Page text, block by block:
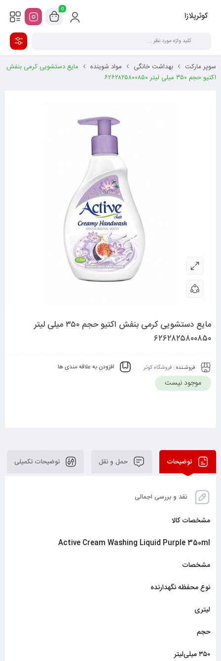
کوثرپلازا
0
سوپر مارکت بهداشت خانگی مواد شوینده
مایع دستشویی کرمی بنفش
اکتیو حجم ۳۵۰ میلی‌ لیتر ۶۲۶۲۸۲۵۸۰۰۸۵۰
مایع دستشویی کرمی بنفش اکتیو حجم ۳۵۰ میلی‌ لیتر
۶۲۶۲۸۲۵۸۰۰۸۵۰
فروشـنده : فروشگاه کوثر افزودن به علاقه مندی ها
موجود نیست
توضیحات حمل و نقل توضیحات تکمیلی
نقد و بررسی اجمالی
مشخصات کالا
Active Cream Washing Liquid Purple 350ml
مشخصات
نوع محفظه نگهدارنده
لیتری
حجم
۳۵۰ میلی‌لیتر